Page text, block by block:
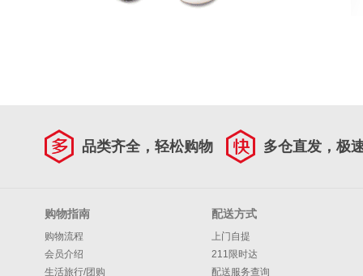
品类齐全，轻松购物 多仓直发，极
购物指南
购物流程
会员介绍
生活旅行/团购
配送方式
上门自提
211限时达
配送服务查询